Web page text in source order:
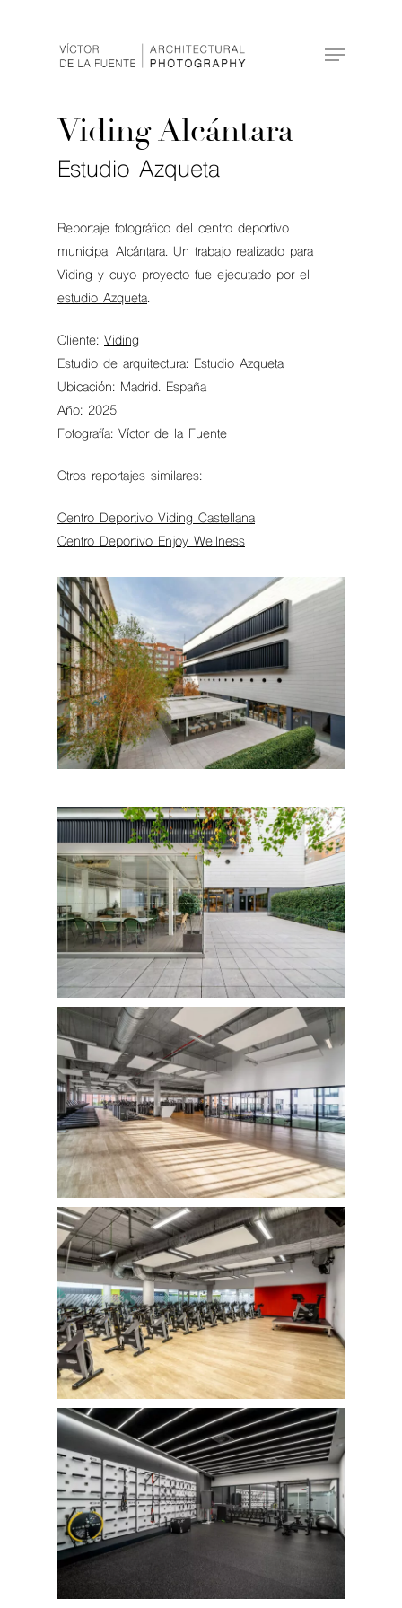
Viding Alcántara
Estudio Azqueta
Reportaje fotográfico del centro deportivo
municipal Alcántara. Un trabajo realizado para
Viding y cuyo proyecto fue ejecutado por el
estudio Azqueta.
Cliente: Viding
Estudio de arquitectura: Estudio Azqueta
Ubicación: Madrid. España
Año: 2025
Fotografía: Víctor de la Fuente
Otros reportajes similares:
Centro Deportivo Viding Castellana
Centro Deportivo Enjoy Wellness